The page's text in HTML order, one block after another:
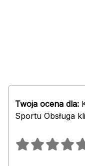
Twoja ocena dla:
Sportu Obsługa